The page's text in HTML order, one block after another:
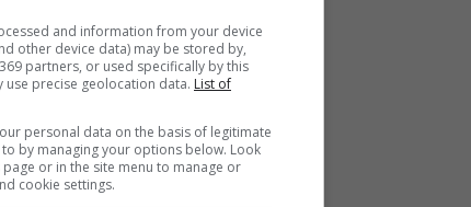
për Shërbimin Korrektues
ndërsa kërkoi që tu
në institucionet
për arritjet, sfidat dhe
punës dhe realizimin e
and information from your device
other device data) may be stored by,
partners, or used specifically by this
use precise geolocation data. List of
personal data on the basis of legitimate
by managing your options below. Look
or in the site menu to manage or
cookie settings.